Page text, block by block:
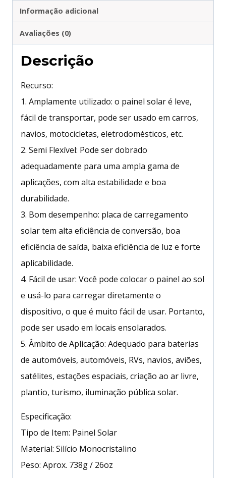
controlador
10A
+
exaustor…
quantidade
Informação adicional
Avaliações (0)
Descrição
Recurso:
1. Amplamente utilizado: o painel solar é leve,
fácil de transportar, pode ser usado em carros,
navios, motocicletas, eletrodomésticos, etc.
2. Semi Flexível: Pode ser dobrado
adequadamente para uma ampla gama de
aplicações, com alta estabilidade e boa
durabilidade.
3. Bom desempenho: placa de carregamento
solar tem alta eficiência de conversão, boa
eficiência de saída, baixa eficiência de luz e forte
aplicabilidade.
4. Fácil de usar: Você pode colocar o painel ao sol
e usá-lo para carregar diretamente o
dispositivo, o que é muito fácil de usar. Portanto,
pode ser usado em locais ensolarados.
5. Âmbito de Aplicação: Adequado para baterias
de automóveis, automóveis, RVs, navios, aviões,
satélites, estações espaciais, criação ao ar livre,
plantio, turismo, iluminação pública solar.
Especificação:
Tipo de Item: Painel Solar
Material: Silício Monocristalino
Peso: Aprox. 738g / 26oz